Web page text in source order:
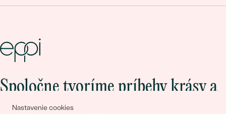
Nastavenie cookies
Spoločne tvoríme príbehy krásy a
lásky